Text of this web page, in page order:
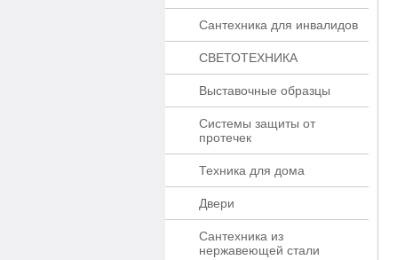
Сантехника для инвалидов
СВЕТОТЕХНИКА
Выставочные образцы
Системы защиты от
протечек
Техника для дома
Двери
Сантехника из
нержавеющей стали